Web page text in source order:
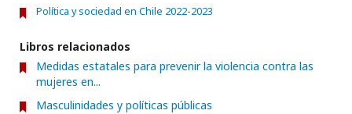
Política y sociedad en Chile 2022-2023
Libros relacionados
Medidas estatales para prevenir la violencia contra las
mujeres en...
Masculinidades y políticas públicas